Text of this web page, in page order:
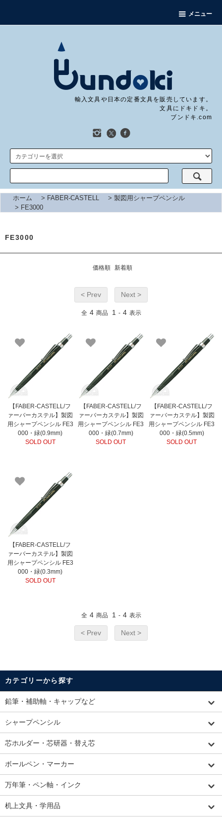
メニュー
輸入文具や日本の定番文具を販売しています。
文具にドキドキ。
ブンドキ.com
ホーム > FABER-CASTELL > 製図用シャープペンシル
> FE3000
FE3000
価格順 新着順
< Prev Next >
全 4 商品 1 - 4 表示
【FABER-CASTELL/フ
ァーバーカステル】製図
用シャープペンシル FE3
000・緑(0.9mm)
SOLD OUT
【FABER-CASTELL/フ
ァーバーカステル】製図
用シャープペンシル FE3
000・緑(0.7mm)
SOLD OUT
【FABER-CASTELL/フ
ァーバーカステル】製図
用シャープペンシル FE3
000・緑(0.5mm)
SOLD OUT
【FABER-CASTELL/フ
ァーバーカステル】製図
用シャープペンシル FE3
000・緑(0.3mm)
SOLD OUT
全 4 商品 1 - 4 表示
< Prev Next >
カテゴリーから探す
鉛筆・補助軸・キャップなど
シャープペンシル
芯ホルダー・芯研器・替え芯
ボールペン・マーカー
万年筆・ペン軸・インク
机上文具・学用品